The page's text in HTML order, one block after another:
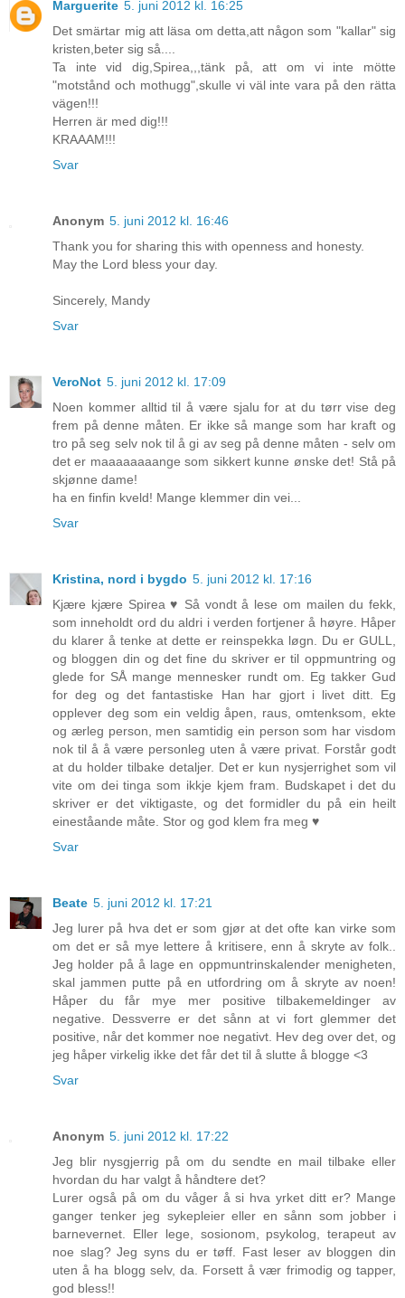
Marguerite 5. juni 2012 kl. 16:25
Det smärtar mig att läsa om detta,att någon som "kallar" sig
kristen,beter sig så....
Ta inte vid dig,Spirea,,,tänk på, att om vi inte mötte
"motstånd och mothugg",skulle vi väl inte vara på den rätta
vägen!!!
Herren är med dig!!!
KRAAAM!!!
Svar
Anonym 5. juni 2012 kl. 16:46
Thank you for sharing this with openness and honesty.
May the Lord bless your day.
Sincerely, Mandy
Svar
VeroNot 5. juni 2012 kl. 17:09
Noen kommer alltid til å være sjalu for at du tørr vise deg
frem på denne måten. Er ikke så mange som har kraft og
tro på seg selv nok til å gi av seg på denne måten - selv om
det er maaaaaaaange som sikkert kunne ønske det! Stå på
skjønne dame!
ha en finfin kveld! Mange klemmer din vei...
Svar
Kristina, nord i bygdo 5. juni 2012 kl. 17:16
Kjære kjære Spirea ♥ Så vondt å lese om mailen du fekk,
som inneholdt ord du aldri i verden fortjener å høyre. Håper
du klarer å tenke at dette er reinspekka løgn. Du er GULL,
og bloggen din og det fine du skriver er til oppmuntring og
glede for SÅ mange mennesker rundt om. Eg takker Gud
for deg og det fantastiske Han har gjort i livet ditt. Eg
opplever deg som ein veldig åpen, raus, omtenksom, ekte
og ærleg person, men samtidig ein person som har visdom
nok til å å være personleg uten å være privat. Forstår godt
at du holder tilbake detaljer. Det er kun nysjerrighet som vil
vite om dei tinga som ikkje kjem fram. Budskapet i det du
skriver er det viktigaste, og det formidler du på ein heilt
eineståande måte. Stor og god klem fra meg ♥
Svar
Beate 5. juni 2012 kl. 17:21
Jeg lurer på hva det er som gjør at det ofte kan virke som
om det er så mye lettere å kritisere, enn å skryte av folk..
Jeg holder på å lage en oppmuntrinskalender menigheten,
skal jammen putte på en utfordring om å skryte av noen!
Håper du får mye mer positive tilbakemeldinger av
negative. Dessverre er det sånn at vi fort glemmer det
positive, når det kommer noe negativt. Hev deg over det, og
jeg håper virkelig ikke det får det til å slutte å blogge <3
Svar
Anonym 5. juni 2012 kl. 17:22
Jeg blir nysgjerrig på om du sendte en mail tilbake eller
hvordan du har valgt å håndtere det?
Lurer også på om du våger å si hva yrket ditt er? Mange
ganger tenker jeg sykepleier eller en sånn som jobber i
barnevernet. Eller lege, sosionom, psykolog, terapeut av
noe slag? Jeg syns du er tøff. Fast leser av bloggen din
uten å ha blogg selv, da. Forsett å vær frimodig og tapper,
god bless!!